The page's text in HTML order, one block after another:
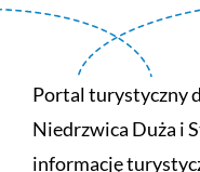
Portal turystyczny
Niedrzwica Duża i
informację